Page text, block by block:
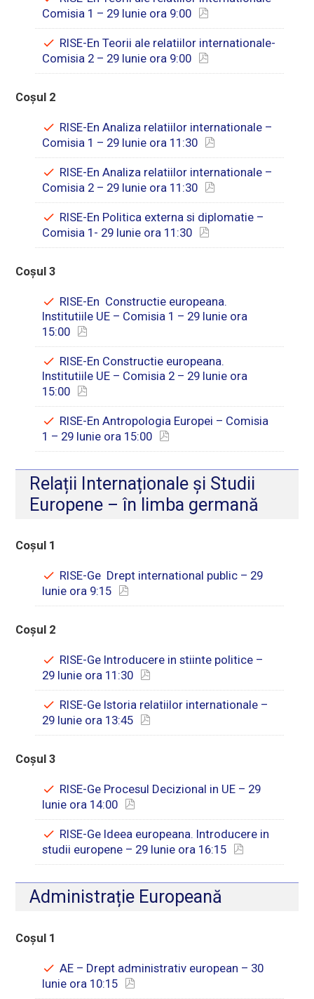
Comisia 1 – 29 Iunie ora 9:00
RISE-En Teorii ale relatiilor internationale-
Comisia 2 – 29 Iunie ora 9:00
Coșul 2
RISE-En Analiza relatiilor internationale –
Comisia 1 – 29 Iunie ora 11:30
RISE-En Analiza relatiilor internationale –
Comisia 2 – 29 Iunie ora 11:30
RISE-En Politica externa si diplomatie –
Comisia 1- 29 Iunie ora 11:30
Coșul 3
RISE-En Constructie europeana.
Institutiile UE – Comisia 1 – 29 Iunie ora
15:00
RISE-En Constructie europeana.
Institutiile UE – Comisia 2 – 29 Iunie ora
15:00
RISE-En Antropologia Europei – Comisia
1 – 29 Iunie ora 15:00
Relații Internaționale și Studii
Europene – în limba germană
Coșul 1
RISE-Ge Drept international public – 29
Iunie ora 9:15
Coșul 2
RISE-Ge Introducere in stiinte politice –
29 Iunie ora 11:30
RISE-Ge Istoria relatiilor internationale –
29 Iunie ora 13:45
Coșul 3
RISE-Ge Procesul Decizional in UE – 29
Iunie ora 14:00
RISE-Ge Ideea europeana. Introducere in
studii europene – 29 Iunie ora 16:15
Administrație Europeană
Coșul 1
AE – Drept administrativ european – 30
Iunie ora 10:15